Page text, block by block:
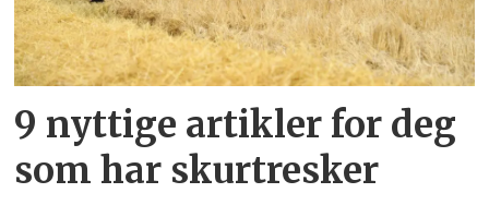
9 nyttige artikler for deg
som har skurtresker